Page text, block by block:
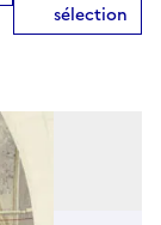
sélection